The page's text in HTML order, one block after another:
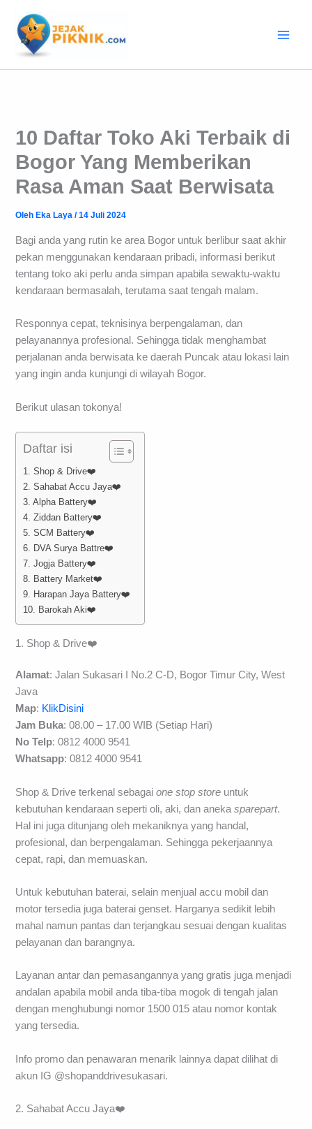
konten
10 Daftar Toko Aki Terbaik di
Bogor Yang Memberikan
Rasa Aman Saat Berwisata
Oleh Eka Laya/14 Juli 2024
Bagi anda yang rutin ke area Bogor untuk berlibur saat akhir
pekan menggunakan kendaraan pribadi, informasi berikut
tentang toko aki perlu anda simpan apabila sewaktu-waktu
kendaraan bermasalah, terutama saat tengah malam.
Responnya cepat, teknisinya berpengalaman, dan
pelayanannya profesional. Sehingga tidak menghambat
perjalanan anda berwisata ke daerah Puncak atau lokasi lain
yang ingin anda kunjungi di wilayah Bogor.
Berikut ulasan tokonya!
Daftar isi
1. Shop & Drive❤️
2. Sahabat Accu Jaya❤️
3. Alpha Battery❤️
4. Ziddan Battery❤️
5. SCM Battery❤️
6. DVA Surya Battre❤️
7. Jogja Battery❤️
8. Battery Market❤️
9. Harapan Jaya Battery❤️
10. Barokah Aki❤️
1. Shop & Drive❤️
Alamat: Jalan Sukasari I No.2 C-D, Bogor Timur City, West
Java
Map: KlikDisini
Jam Buka: 08.00 – 17.00 WIB (Setiap Hari)
No Telp: 0812 4000 9541
Whatsapp: 0812 4000 9541
Shop & Drive terkenal sebagaione stop store untuk
kebutuhan kendaraan seperti oli, aki, dan anekasparepart.
Hal ini juga ditunjang oleh mekaniknya yang handal,
profesional, dan berpengalaman. Sehingga pekerjaannya
cepat, rapi, dan memuaskan.
Untuk kebutuhan baterai, selain menjual accu mobil dan
motor tersedia juga baterai genset. Harganya sedikit lebih
mahal namun pantas dan terjangkau sesuai dengan kualitas
pelayanan dan barangnya.
Layanan antar dan pemasangannya yang gratis juga menjadi
andalan apabila mobil anda tiba-tiba mogok di tengah jalan
dengan menghubungi nomor 1500 015 atau nomor kontak
yang tersedia.
Info promo dan penawaran menarik lainnya dapat dilihat di
akun IG @shopanddrivesukasari.
2. Sahabat Accu Jaya❤️